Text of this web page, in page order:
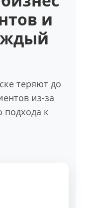
и
теряют до
из-за
подхода к